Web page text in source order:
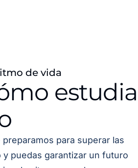
de vida
para superar las
y puedas garantizar un futuro